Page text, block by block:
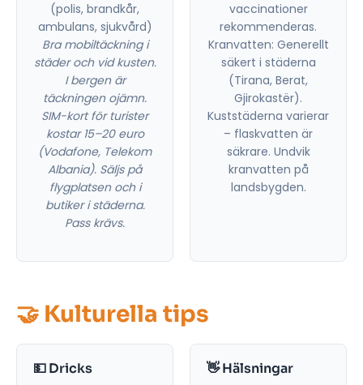
(polis, brandkår,
ambulans, sjukvård)
Bra mobiltäckning i
städer och vid kusten.
I bergen är
täckningen ojämn.
SIM-kort för turister
kostar 15–20 euro
(Vodafone, Telekom
Albania). Säljs på
flygplatsen och i
butiker i städerna.
Pass krävs.
vaccinationer
rekommenderas.
Kranvatten: Generellt
säkert i städerna
(Tirana, Berat,
Gjirokastër).
Kuststäderna varierar
– flaskvatten är
säkrare. Undvik
kranvatten på
landsbygden.
🤝 Kulturella tips
💵 Dricks 👋 Hälsningar